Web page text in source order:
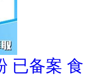
已备案 食